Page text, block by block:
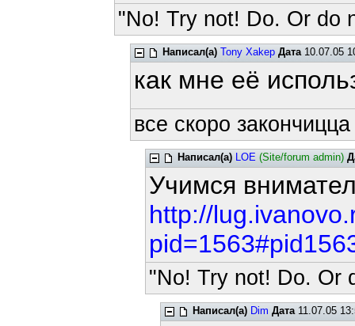
"No! Try not! Do. Or do
Написал(а) Tony Xakep Дата10.07.05
как мне её
все скоро
Написал(а) LOE (Site/forum admin)
Учимся
http://
"No! Try not! Do. Or
Написал(а) Dim Дата11.07.05